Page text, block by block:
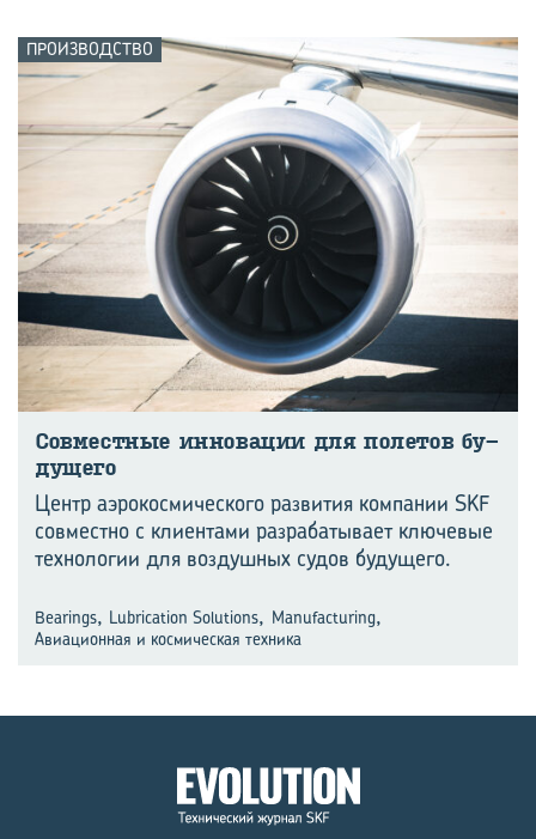
ПРОИЗВОДСТВО
Сов­мест­ные ин­но­ва­ции для по­ле­тов бу­
ду­ще­го
Центр аэрокосмического развития компании SKF
совместно с клиентами разрабатывает ключевые
технологии для воздушных судов будущего.
Bearings, Lubrication Solutions, Manufacturing,
Авиационная и космическая техника